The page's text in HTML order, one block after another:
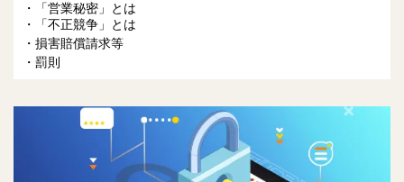
「営業秘密」とは
「不正競争」とは
損害賠償請求等
罰則